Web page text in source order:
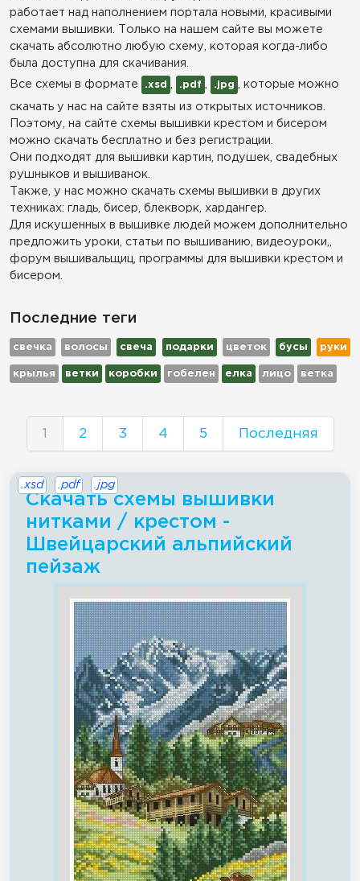
работает над наполнением портала новыми, красивыми
схемами вышивки. Только на нашем сайте вы можете
скачать абсолютно любую схему, которая когда-либо
была доступна для скачивания.
Все схемы в формате
.xsd .pdf .jpg , которые можно
скачать у нас на сайте взяты из открытых источников.
Поэтому, на сайте схемы вышивки крестом и бисером
можно скачать бесплатно и без регистрации.
Они подходят для вышивки картин, подушек, свадебных
рушныков и вышиванок.
Также, у нас можно скачать схемы вышивки в других
техниках: гладь, бисер, блекворк, хардангер.
Для искушенных в вышивке людей можем дополнительно
предложить уроки, статьи по вышиванию, видеоуроки,,
форум вышивальщиц, программы для вышивки крестом и
бисером.
Последние теги
свечка волосы свеча подарки цветок бусы руки
крылья ветки коробки гобелен елка лицо ветка
1 2 3 4 5 Последняя
Скачать схемы вышивки
нитками / крестом -
Швейцарский альпийский
пейзаж
.xsd .pdf .jpg